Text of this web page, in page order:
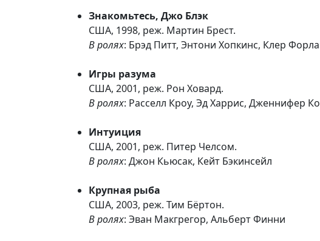
Знакомьтесь, Джо Блэк
США, 1998, реж. Мартин Брест.
В ролях: Брэд Питт, Энтони Хопкинс, Клер
Игры разума
США, 2001, реж. Рон Ховард.
В ролях: Расселл Кроу, Эд Харрис, Дженнифер
Интуиция
США, 2001, реж. Питер Челсом.
В ролях: Джон Кьюсак, Кейт Бэкинсейл
Крупная рыба
США, 2003, реж. Тим Бёртон.
В ролях: Эван Макгрегор, Альберт Финни